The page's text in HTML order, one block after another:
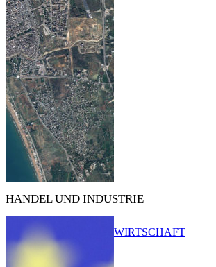
HANDEL UND INDUSTRIE
WIRTSCHAFT